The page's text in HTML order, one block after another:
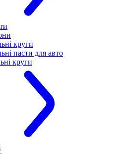
круги
пасти для авто
круги